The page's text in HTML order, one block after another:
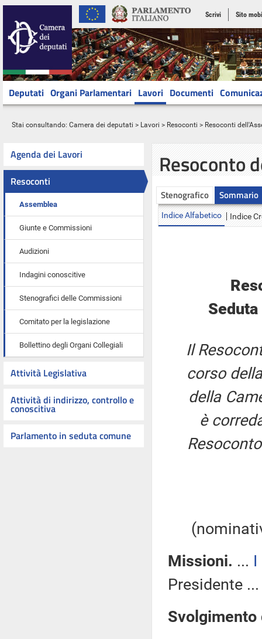
Scrivi Sito
Deputati Organi Parlamentari Lavori Documenti
Stai consultando: Camera dei deputati > Lavori > Resoconti > Resoconti
Agenda dei Lavori
Resoconti
Assemblea
Giunte e Commissioni
Audizioni
Indagini conoscitive
Stenografici delle Commissioni
Comitato per la legislazione
Bollettino degli Organi Collegiali
Attività Legislativa
Attività di indirizzo, controllo e
conoscitiva
Parlamento in seduta comune
Resoconto
Stenografico Sommario
Indice Alfabetico Indice
Il
corso
della
è
Missioni. ... I
Presidente